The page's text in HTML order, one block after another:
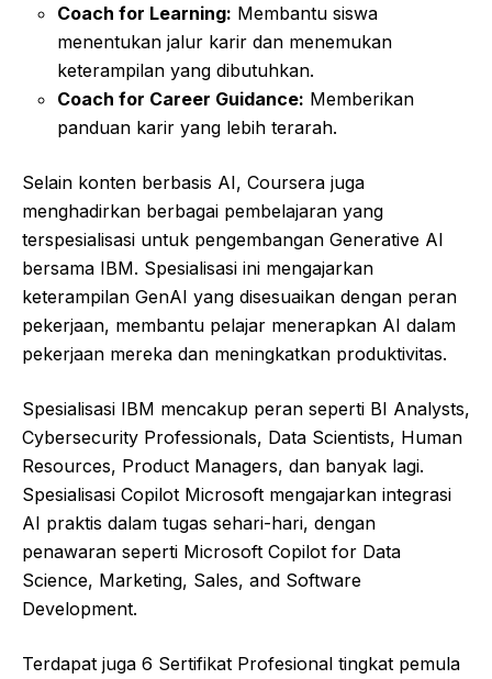
Coach for Learning: Membantu siswa
menentukan jalur karir dan menemukan
keterampilan yang dibutuhkan.
Coach for Career Guidance: Memberikan
panduan karir yang lebih terarah.
Selain konten berbasis AI, Coursera juga
menghadirkan berbagai pembelajaran yang
terspesialisasi untuk pengembangan Generative AI
bersama IBM. Spesialisasi ini mengajarkan
keterampilan GenAI yang disesuaikan dengan peran
pekerjaan, membantu pelajar menerapkan AI dalam
pekerjaan mereka dan meningkatkan produktivitas.
Spesialisasi IBM mencakup peran seperti BI Analysts,
Cybersecurity Professionals, Data Scientists, Human
Resources, Product Managers, dan banyak lagi.
Spesialisasi Copilot Microsoft mengajarkan integrasi
AI praktis dalam tugas sehari-hari, dengan
penawaran seperti Microsoft Copilot for Data
Science, Marketing, Sales, and Software
Development.
Terdapat juga 6 Sertifikat Profesional tingkat pemula